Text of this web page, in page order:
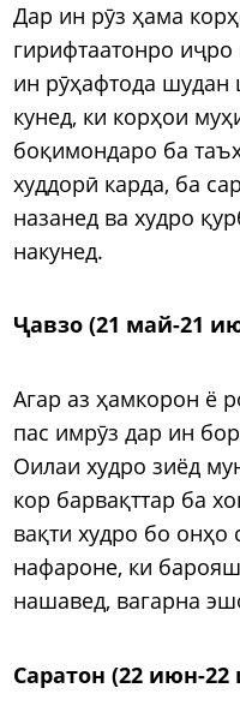
Дар ин рӯз ҳама
гирифтаатонро
ин рӯҳафтода
кунед, ки корҳои
боқимондаро ба
худдорӣ карда, ба
назанед ва худро
накунед.
Ҷавзо (21 май-21
Агар аз ҳамкорон ё
пас имрӯз дар ин
Оилаи худро зиёд
кор барвақттар ба
вақти худро бо онҳо
нафароне, ки
нашавед, вагарна
Саратон (22 июн-